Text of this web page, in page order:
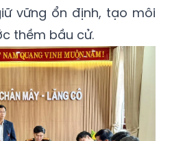
vững ổn định, tạo môi
thềm bầu cử.